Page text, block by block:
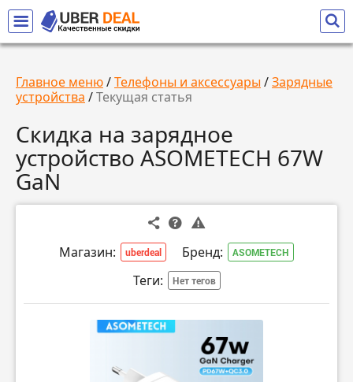
Главное меню/Телефоны и аксессуары /Зарядные
устройства /Текущая статья
Скидка на зарядное
устройство ASOMETECH 67W
GaN
Магазин: uberdeal Бренд: ASOMETECH
Теги: Нет тегов